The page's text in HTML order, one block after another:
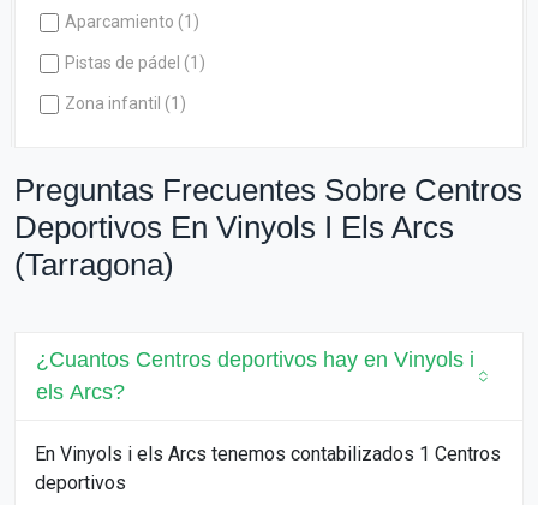
Aparcamiento (1)
Pistas de pádel (1)
Zona infantil (1)
Preguntas Frecuentes Sobre Centros
Deportivos En Vinyols I Els Arcs
(Tarragona)
¿Cuantos Centros deportivos hay en Vinyols i
els Arcs?
En Vinyols i els Arcs tenemos contabilizados 1 Centros
deportivos